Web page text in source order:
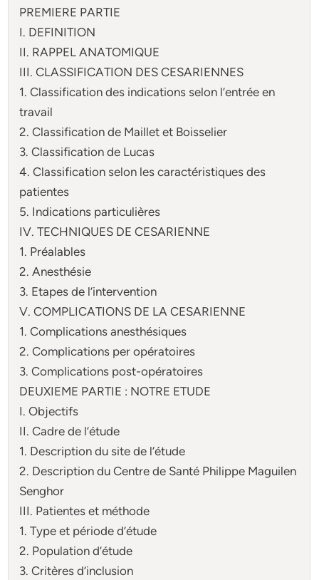
PREMIERE PARTIE
I. DEFINITION
II. RAPPEL ANATOMIQUE
III. CLASSIFICATION DES CESARIENNES
1. Classification des indications selon l’entrée en
travail
2. Classification de Maillet et Boisselier
3. Classification de Lucas
4. Classification selon les caractéristiques des
patientes
5. Indications particulières
IV. TECHNIQUES DE CESARIENNE
1. Préalables
2. Anesthésie
3. Etapes de l’intervention
V. COMPLICATIONS DE LA CESARIENNE
1. Complications anesthésiques
2. Complications per opératoires
3. Complications post-opératoires
DEUXIEME PARTIE : NOTRE ETUDE
I. Objectifs
II. Cadre de l’étude
1. Description du site de l’étude
2. Description du Centre de Santé Philippe Maguilen
Senghor
III. Patientes et méthode
1. Type et période d’étude
2. Population d’étude
3. Critères d’inclusion